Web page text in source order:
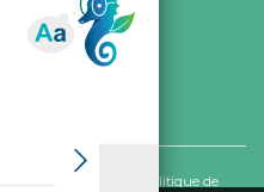
Politique de